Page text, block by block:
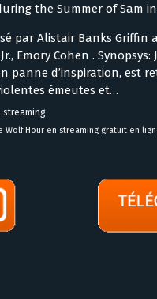
the Summer of Sam in
par Alistair Banks Griffin
Emory Cohen . Synopsys:
panne d’inspiration, est
émeutes et…
streaming
Hour en streaming gratuit en